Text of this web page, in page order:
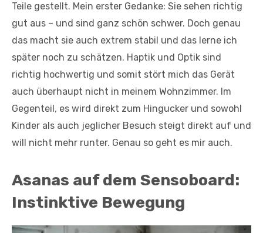
Teile gestellt. Mein erster Gedanke: Sie sehen richtig
gut aus – und sind ganz schön schwer. Doch genau
das macht sie auch extrem stabil und das lerne ich
später noch zu schätzen. Haptik und Optik sind
richtig hochwertig und somit stört mich das Gerät
auch überhaupt nicht in meinem Wohnzimmer. Im
Gegenteil, es wird direkt zum Hingucker und sowohl
Kinder als auch jeglicher Besuch steigt direkt auf und
will nicht mehr runter. Genau so geht es mir auch.
Asanas auf dem Sensoboard:
Instinktive Bewegung